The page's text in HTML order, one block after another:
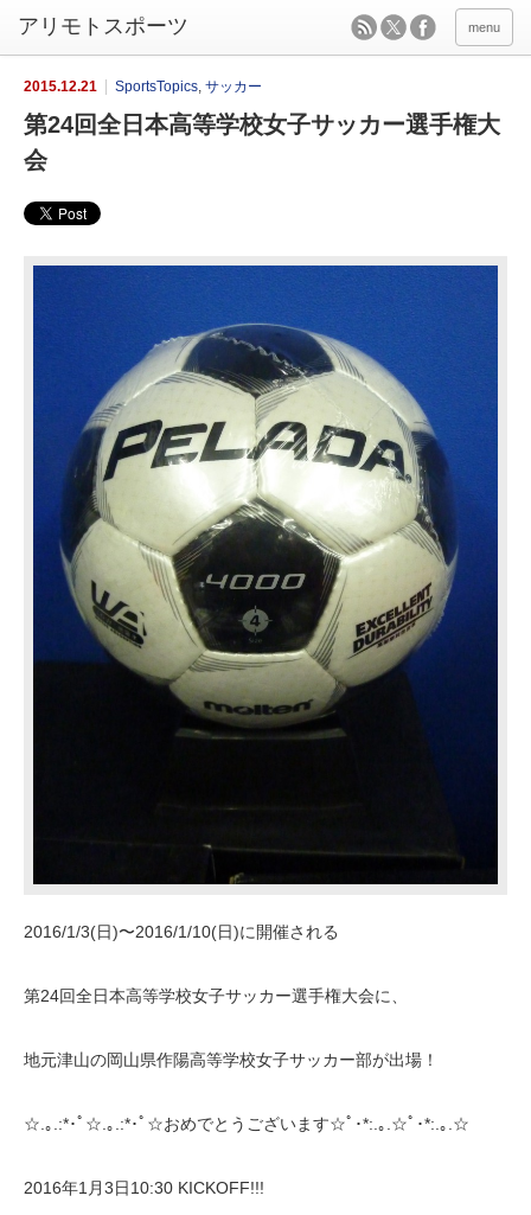
menu
2015.12.21 SportsTopics, サッカー
第24回全日本高等学校女子サッカー選手権大
会
2016/1/3(日)〜2016/1/10(日)に開催される
第24回全日本高等学校女子サッカー選手権大会に、
地元津山の岡山県作陽高等学校女子サッカー部が出場！
☆.｡.:*･ﾟ☆.｡.:*･ﾟ☆おめでとうございます☆ﾟ･*:.｡.☆ﾟ･*:.｡.☆
2016年1月3日10:30 KICKOFF!!!